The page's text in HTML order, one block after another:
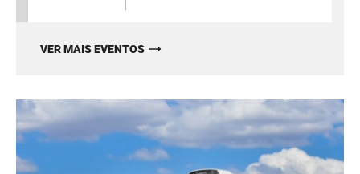
VER MAIS EVENTOS